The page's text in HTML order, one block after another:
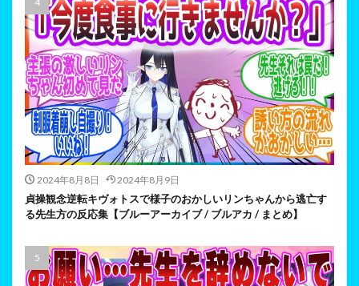
2024年8月8日 2024年8月9日
貞操観念逆転キヴォトスで様子のおかしいリンちゃんから逃亡す
る先生方の反応集【ブルーアーカイブ / ブルアカ / まとめ】